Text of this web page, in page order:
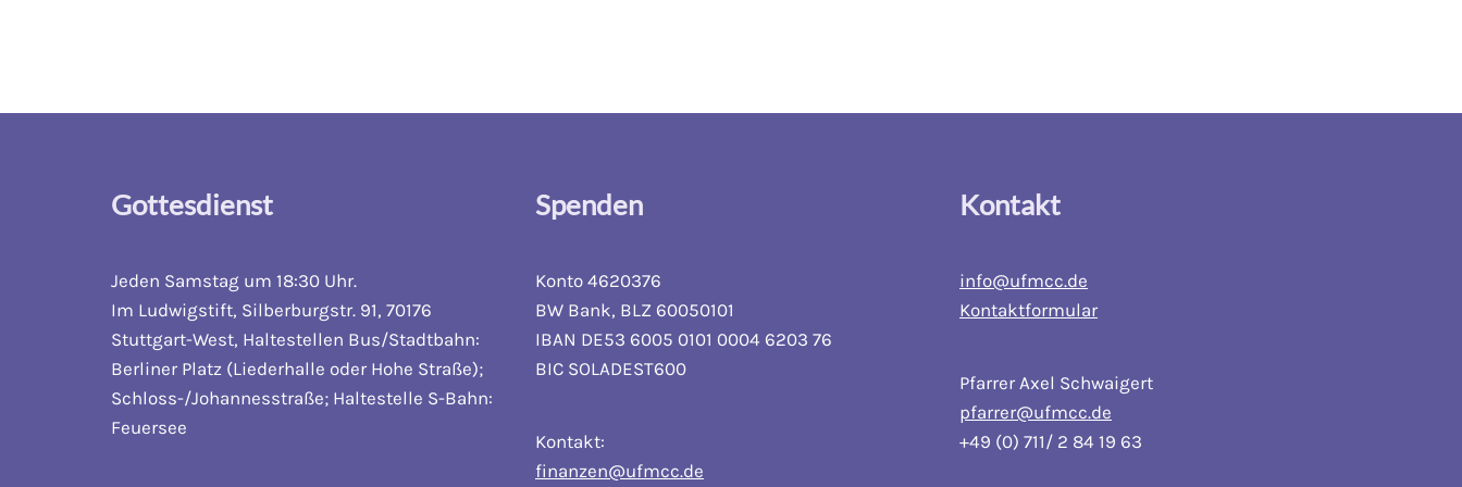
Gottesdienst
Jeden Samstag um 18:30 Uhr.
Im Ludwigstift, Silberburgstr. 91, 70176
Stuttgart-West, Haltestellen Bus/Stadtbahn:
Berliner Platz (Liederhalle oder Hohe Straße);
Schloss-/Johannesstraße; Haltestelle S-Bahn:
Feuersee
Spenden
Konto 4620376
BW Bank, BLZ 60050101
IBAN DE53 6005 0101 0004 6203 76
BIC SOLADEST600
Kontakt:
finanzen@ufmcc.de
Kontakt
info@ufmcc.de
Kontaktformular
Pfarrer Axel Schwaigert
pfarrer@ufmcc.de
+49 (0) 711/ 2 84 19 63